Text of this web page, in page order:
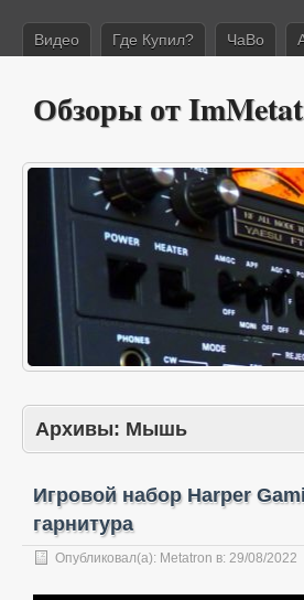
Видео Где Купил? ЧаВо
Обзоры от
Архивы: Мышь
Игровой набор Harper
гарнитура
Опубликовал(а): Metatron в: 29/08/2022